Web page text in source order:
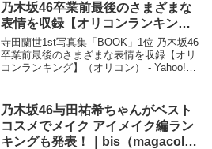
乃木坂46卒業前最後のさまざまな
表情を収録【オリコンランキン
グ】（オリコン） – Yahoo!ニュー
ス – Yahoo!ニュース
寺田蘭世1st写真集「BOOK」1位 乃木坂46
卒業前最後のさまざまな表情を収録【オリ
コンランキング】（オリコン） - Yahoo!ニ
坂46卒業...
乃木坂46与田祐希ちゃんがベスト
コスメでメイク アイメイク編ラン
キングも発表！｜bis（magacol）